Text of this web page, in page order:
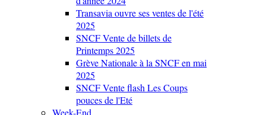
Transavia ouvre ses ventes de l'été
2025
SNCF Vente de billets de
Printemps 2025
Grève Nationale à la SNCF en mai
2025
SNCF Vente flash Les Coups
pouces de l'Eté